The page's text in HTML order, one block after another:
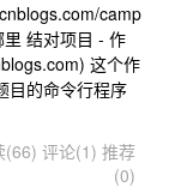
camp
结对项目 - 作
这个作
目的命令行程序
(66) 评论(1) 推荐
(0)